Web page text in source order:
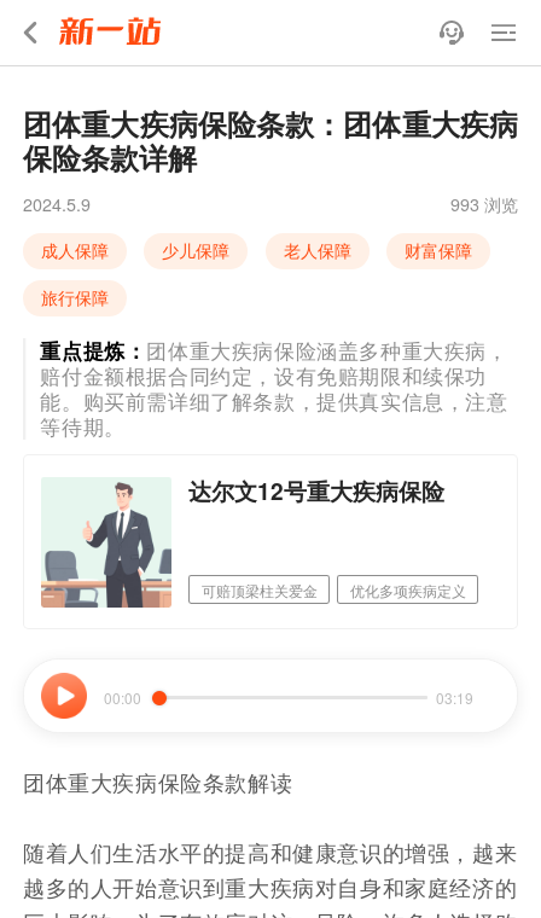
团体重大疾病保险条款：团体重大疾病
保险条款详解
2024.5.9
993 浏览
成人保障
少儿保障 老人保障
财富保障
旅行保障
重点提炼： 团体重大疾病保险涵盖多种重大疾病，
赔付金额根据合同约定，设有免赔期限和续保功
能。购买前需详细了解条款，提供真实信息，注意
等待期。
达尔文12号重大疾病保险
可赔顶梁柱关爱金 优化多项疾病定义
00:00 03:19
团体重大疾病保险条款解读
随着人们生活水平的提高和健康意识的增强，越来
越多的人开始意识到重大疾病对自身和家庭经济的